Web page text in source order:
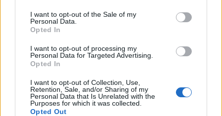
I want to opt-out of the Sale of my
Personal Data.
Opted In
I want to opt-out of processing my
Personal Data for Targeted Advertising.
Opted In
I want to opt-out of Collection, Use,
Retention, Sale, and/or Sharing of my
Personal Data that Is Unrelated with the
Purposes for which it was collected.
Opted Out
Budimira" (tada je bio ministar visokog obrazovanja
u Vladi koju je vodio Višković).
Inače, mnogi u SNSD-u su se pitali otkud
iznenadna i tolika bliskost Dodika i Budimira, a za
Vladu RS.